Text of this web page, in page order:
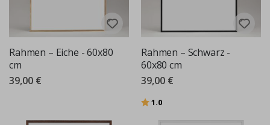
jedem Interieur passen, von warmem Naturholz bis hin zu sauberem
Schwarz und Weiß. Hängen Sie einen alleine auf, um einen starken
eine geschichtete Galeriewand zu führen. Durchsuchen Sie das
komplette 60x80 cm Sortiment unten, um den Rahmen zu finden, der Ihrer
Kunst das Rampenlicht gibt.
Rahmen – Eiche - 60x80
cm
39,00 €
Rahmen – Schwarz -
60x80 cm
39,00 €
Bewertung:
1.0